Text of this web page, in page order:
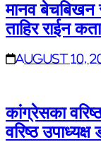
मानव बेचबिखन
ताहिर राईन
August 10,
कांग्रेसका
वरिष्ठ उपाध्यक्ष